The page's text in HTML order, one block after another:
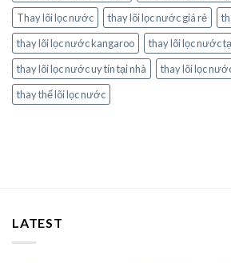
Thay lõi lọc nước
thay lõi lọc nước giá rẻ
thay lõi lọc nước kangaroo
thay lõi lọc nước
thay lõi lọc nước uy tín tại nhà
thay lõi lọc
thay thế lõi lọc nước
LATEST